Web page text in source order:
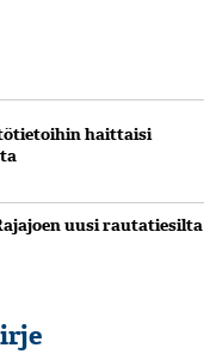
haittaisi
uusi rautatiesilta